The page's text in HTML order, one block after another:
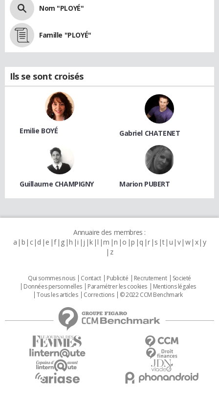
Nom "PLOYÉ"
Famille "PLOYÉ"
Ils se sont croisés
Emilie BOYÉ Gabriel CHATENET
Guillaume CHAMPIGNY Marion PUBERT
Annuaire des membres :
a b c d e f g h i j k l m n o p q r s t u v w x y
z
Qui sommes nous Contact Publicité Recrutement
Societé
Données personnelles
Paramétrer les cookies
Mentions légales
Tous les articles
Corrections © 2022 CCM Benchmark